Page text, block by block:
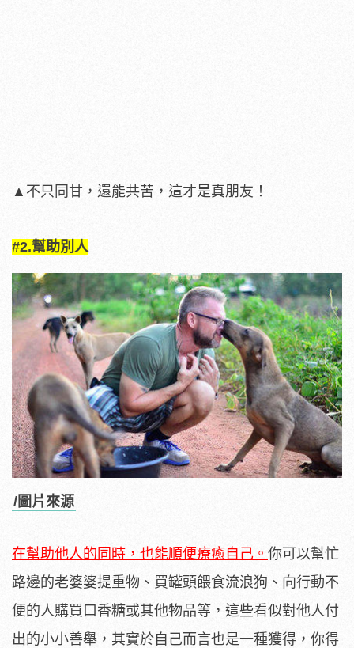
▲不只同甘，還能共苦，這才是真朋友！
#2.幫助別人
/圖片來源
在幫助他人的同時，也能順便療癒自己。 你可以幫忙
路邊的老婆婆提重物、買罐頭餵食流浪狗、向行動不
便的人購買口香糖或其他物品等，這些看似對他人付
出的小小善舉，其實於自己而言也是一種獲得，你得